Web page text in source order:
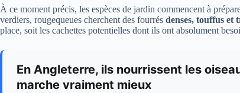
À ce moment précis, les espèces de jardin commencent à
verdiers, rougequeues cherchent des fourrés denses, touffus et
place, soit les cachettes potentielles dont ils ont absolument
En Angleterre, ils nourrissent les
marche vraiment mieux